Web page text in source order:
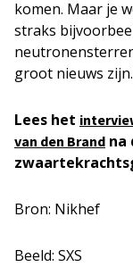
komen. Maar je
straks
groot nieuws
Lees het
van den Brand na
Bron: Nikhef
Beeld: SXS